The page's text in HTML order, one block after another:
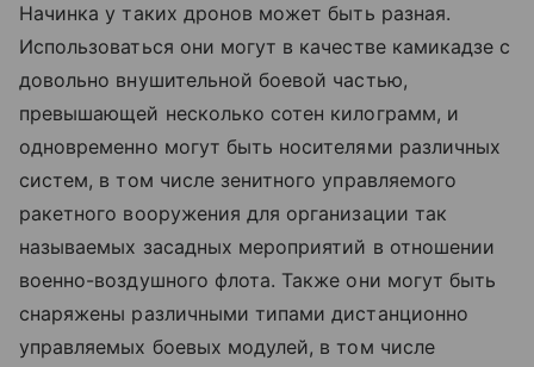
Начинка у таких дронов может быть разная.
Использоваться они могут в качестве камикадзе с
довольно внушительной боевой частью,
превышающей несколько сотен килограмм, и
одновременно могут быть носителями различных
систем, в том числе зенитного управляемого
ракетного вооружения для организации так
называемых засадных мероприятий в отношении
военно-воздушного флота. Также они могут быть
снаряжены различными типами дистанционно
управляемых боевых модулей, в том числе